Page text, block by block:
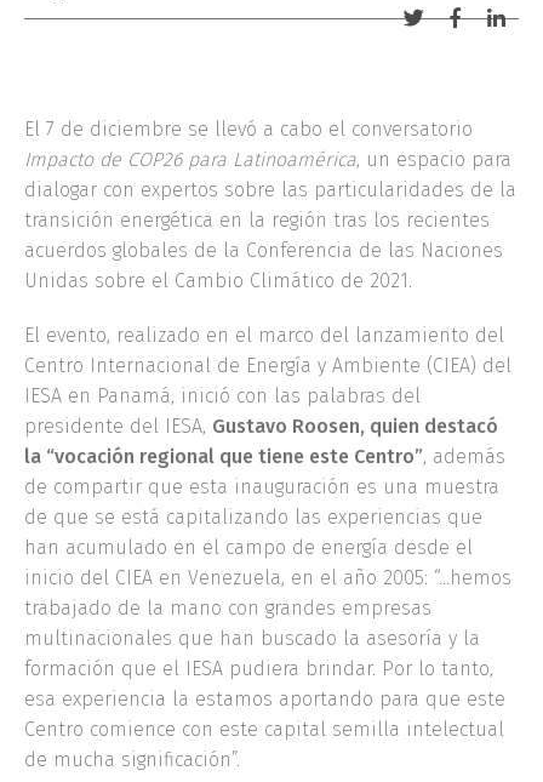
Compartir
El 7 de diciembre se llevó a cabo el conversatorio
Impacto de COP26 para Latinoamérica, un espacio para
dialogar con expertos sobre las particularidades de la
transición energética en la región tras los recientes
acuerdos globales de la Conferencia de las Naciones
Unidas sobre el Cambio Climático de 2021.
El evento, realizado en el marco del lanzamiento del
Centro Internacional de Energía y Ambiente (CIEA) del
IESA en Panamá, inició con las palabras del
presidente del IESA, Gustavo Roosen, quien destacó
la “vocación regional que tiene este Centro”, además
de compartir que esta inauguración es una muestra
de que se está capitalizando las experiencias que
han acumulado en el campo de energía desde el
inicio del CIEA en Venezuela, en el año 2005: “…hemos
trabajado de la mano con grandes empresas
multinacionales que han buscado la asesoría y la
formación que el IESA pudiera brindar. Por lo tanto,
esa experiencia la estamos aportando para que este
Centro comience con este capital semilla intelectual
de mucha significación”.